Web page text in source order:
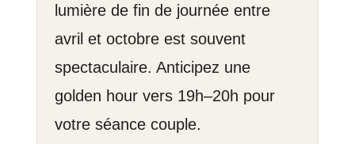
lumière de fin de journée entre
avril et octobre est souvent
spectaculaire. Anticipez une
golden hour vers 19h–20h pour
votre séance couple.